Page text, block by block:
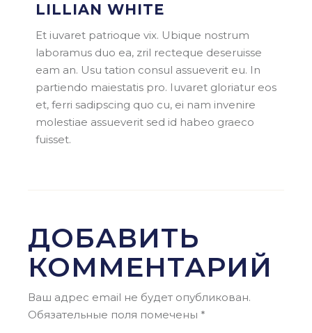
LILLIAN WHITE
Et iuvaret patrioque vix. Ubique nostrum
laboramus duo ea, zril recteque deseruisse
eam an. Usu tation consul assueverit eu. In
partiendo maiestatis pro. Iuvaret gloriatur eos
et, ferri sadipscing quo cu, ei nam invenire
molestiae assueverit sed id habeo graeco
fuisset.
ДОБАВИТЬ
КОММЕНТАРИЙ
Ваш адрес email не будет опубликован.
Обязательные поля помечены *